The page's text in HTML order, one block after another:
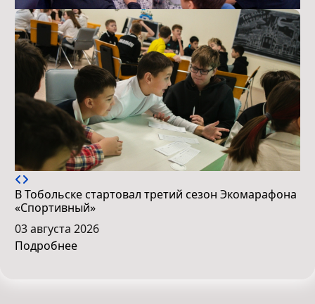
В Тобольске стартовал третий сезон Экомарафона
«Спортивный»
03 августа 2026
Подробнее